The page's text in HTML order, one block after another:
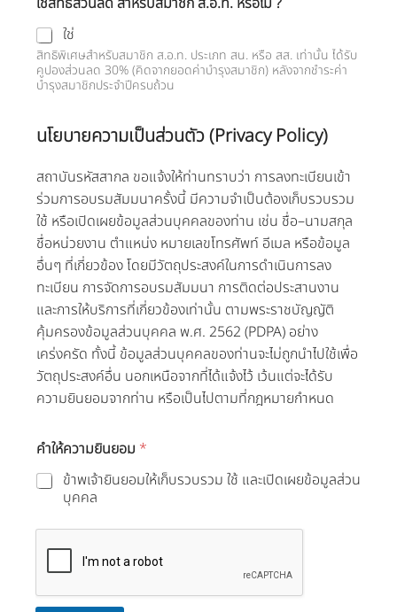
ใช่
สิทธิพิเศษสำหรับสมาชิก ส.อ.ท. ประเภท สน. หรือ สส. เท่านั้น ได้รับ
คูปองส่วนลด 30% (คิดจากยอดค่าบำรุงสมาชิก) หลังจากชำระค่า
บำรุงสมาชิกประจำปีครบถ้วน
นโยบายความเป็นส่วนตัว (Privacy Policy)
สถาบันรหัสสากล ขอแจ้งให้ท่านทราบว่า การลงทะเบียนเข้า
ร่วมการอบรมสัมมนาครั้งนี้ มีความจำเป็นต้องเก็บรวบรวม
ใช้ หรือเปิดเผยข้อมูลส่วนบุคคลของท่าน เช่น ชื่อ–นามสกุล
ชื่อหน่วยงาน ตำแหน่ง หมายเลขโทรศัพท์ อีเมล หรือข้อมูล
อื่นๆ ที่เกี่ยวข้อง โดยมีวัตถุประสงค์ในการดำเนินการลง
ทะเบียน การจัดการอบรมสัมมนา การติดต่อประสานงาน
และการให้บริการที่เกี่ยวข้องเท่านั้น ตามพระราชบัญญัติ
คุ้มครองข้อมูลส่วนบุคคล พ.ศ. 2562 (PDPA) อย่าง
เคร่งครัด ทั้งนี้ ข้อมูลส่วนบุคคลของท่านจะไม่ถูกนำไปใช้เพื่อ
วัตถุประสงค์อื่น นอกเหนือจากที่ได้แจ้งไว้ เว้นแต่จะได้รับ
ความยินยอมจากท่าน หรือเป็นไปตามที่กฎหมายกำหนด
คำให้ความยินยอม *
ข้าพเจ้ายินยอมให้เก็บรวบรวม ใช้ และเปิดเผยข้อมูลส่วน
บุคคล